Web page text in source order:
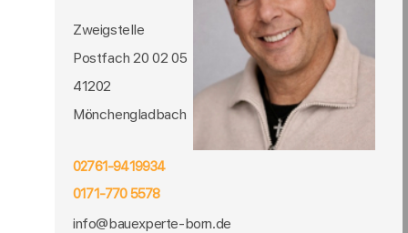
Zweigstelle
Postfach 20 02 05
41202
Mönchengladbach
02761-9419934
0171-770 5578
info@bauexperte-born.de